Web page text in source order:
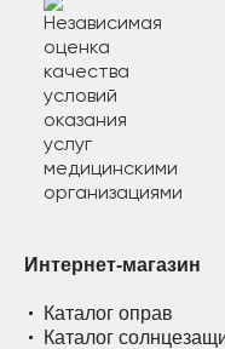
Интернет-магазин
Каталог оправ
Каталог